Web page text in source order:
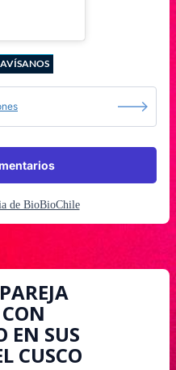
AVÍSANOS
de BioBioChile
EN SUS
CUSCO